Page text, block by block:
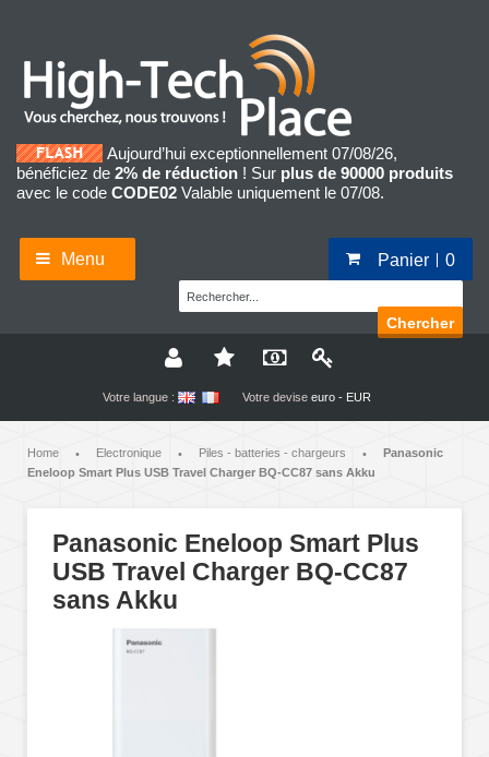
Aujourd’hui exceptionnellement 07/08/26,
bénéficiez de 2% de réduction ! Sur plus de 90000 produits
avec le code CODE02 Valable uniquement le 07/08.
Menu Panier 0
Chercher
Votre langue : Votre devise euro - EUR
Home • Electronique • Piles - batteries - chargeurs •
Panasonic
Eneloop Smart Plus USB Travel Charger BQ-CC87 sans Akku
Panasonic Eneloop Smart Plus
USB Travel Charger BQ-CC87
sans Akku